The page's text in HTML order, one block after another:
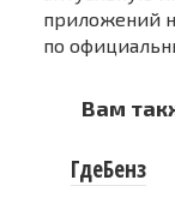
приложений
по
Вам
ГдеБенз